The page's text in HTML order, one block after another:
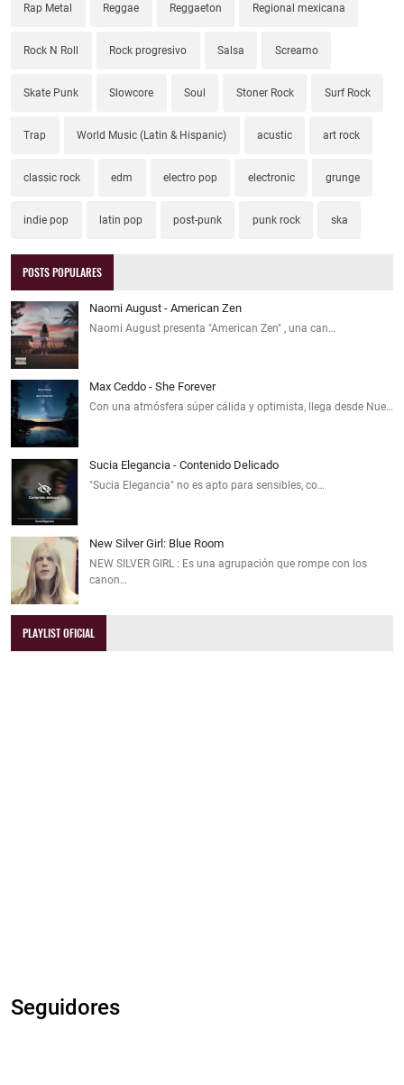
Rap Metal Reggae Reggaeton Regional mexicana
Rock N Roll Rock progresivo Salsa Screamo
Skate Punk Slowcore Soul Stoner Rock Surf Rock
Trap World Music (Latin & Hispanic) acustic art rock
classic rock edm electro pop electronic grunge
indie pop latin pop post-punk punk rock ska
POSTS POPULARES
Naomi August - American Zen
Naomi August presenta "American Zen" , una can…
Max Ceddo - She Forever
Con una atmósfera súper cálida y optimista, llega desde Nue…
Sucia Elegancia - Contenido Delicado
"Sucia Elegancia" no es apto para sensibles, co…
New Silver Girl: Blue Room
NEW SILVER GIRL : Es una agrupación que rompe con los
canon…
PLAYLIST OFICIAL
Seguidores